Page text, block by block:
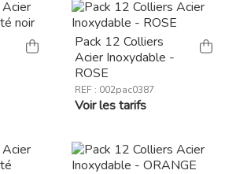
Pack 12 Colliers
Acier Inoxydable -
ROSE
REF : 002pac0387
Voir les tarifs